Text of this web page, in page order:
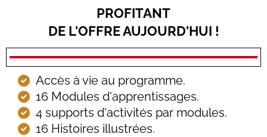
PROFITANT
DE L'OFFRE AUJOURD'HUI !
Accès à vie au programme.
16 Modules d'apprentissages.
4 supports d'activités par modules.
16 Histoires illustrées.